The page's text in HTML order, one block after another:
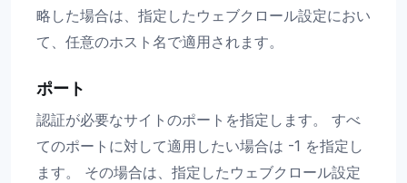
略した場合は、指定したウェブクロール設定におい
て、任意のホスト名で適用されます。
ポート
認証が必要なサイトのポートを指定します。 すべ
てのポートに対して適用したい場合は -1 を指定し
ます。 その場合は、指定したウェブクロール設定